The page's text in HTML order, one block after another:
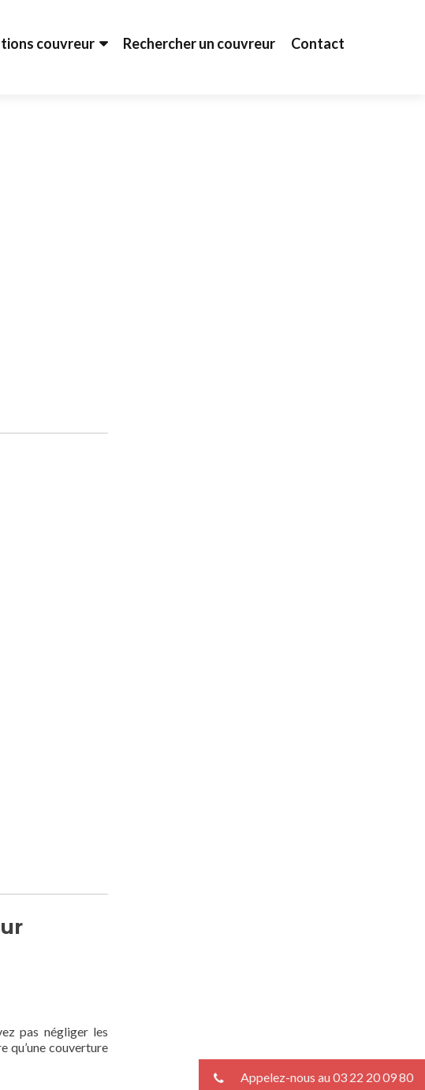
couvreur Rechercher un couvreur Contact
pas négliger les
qu’une couverture
Appelez-nous au 03 22 20 09 80